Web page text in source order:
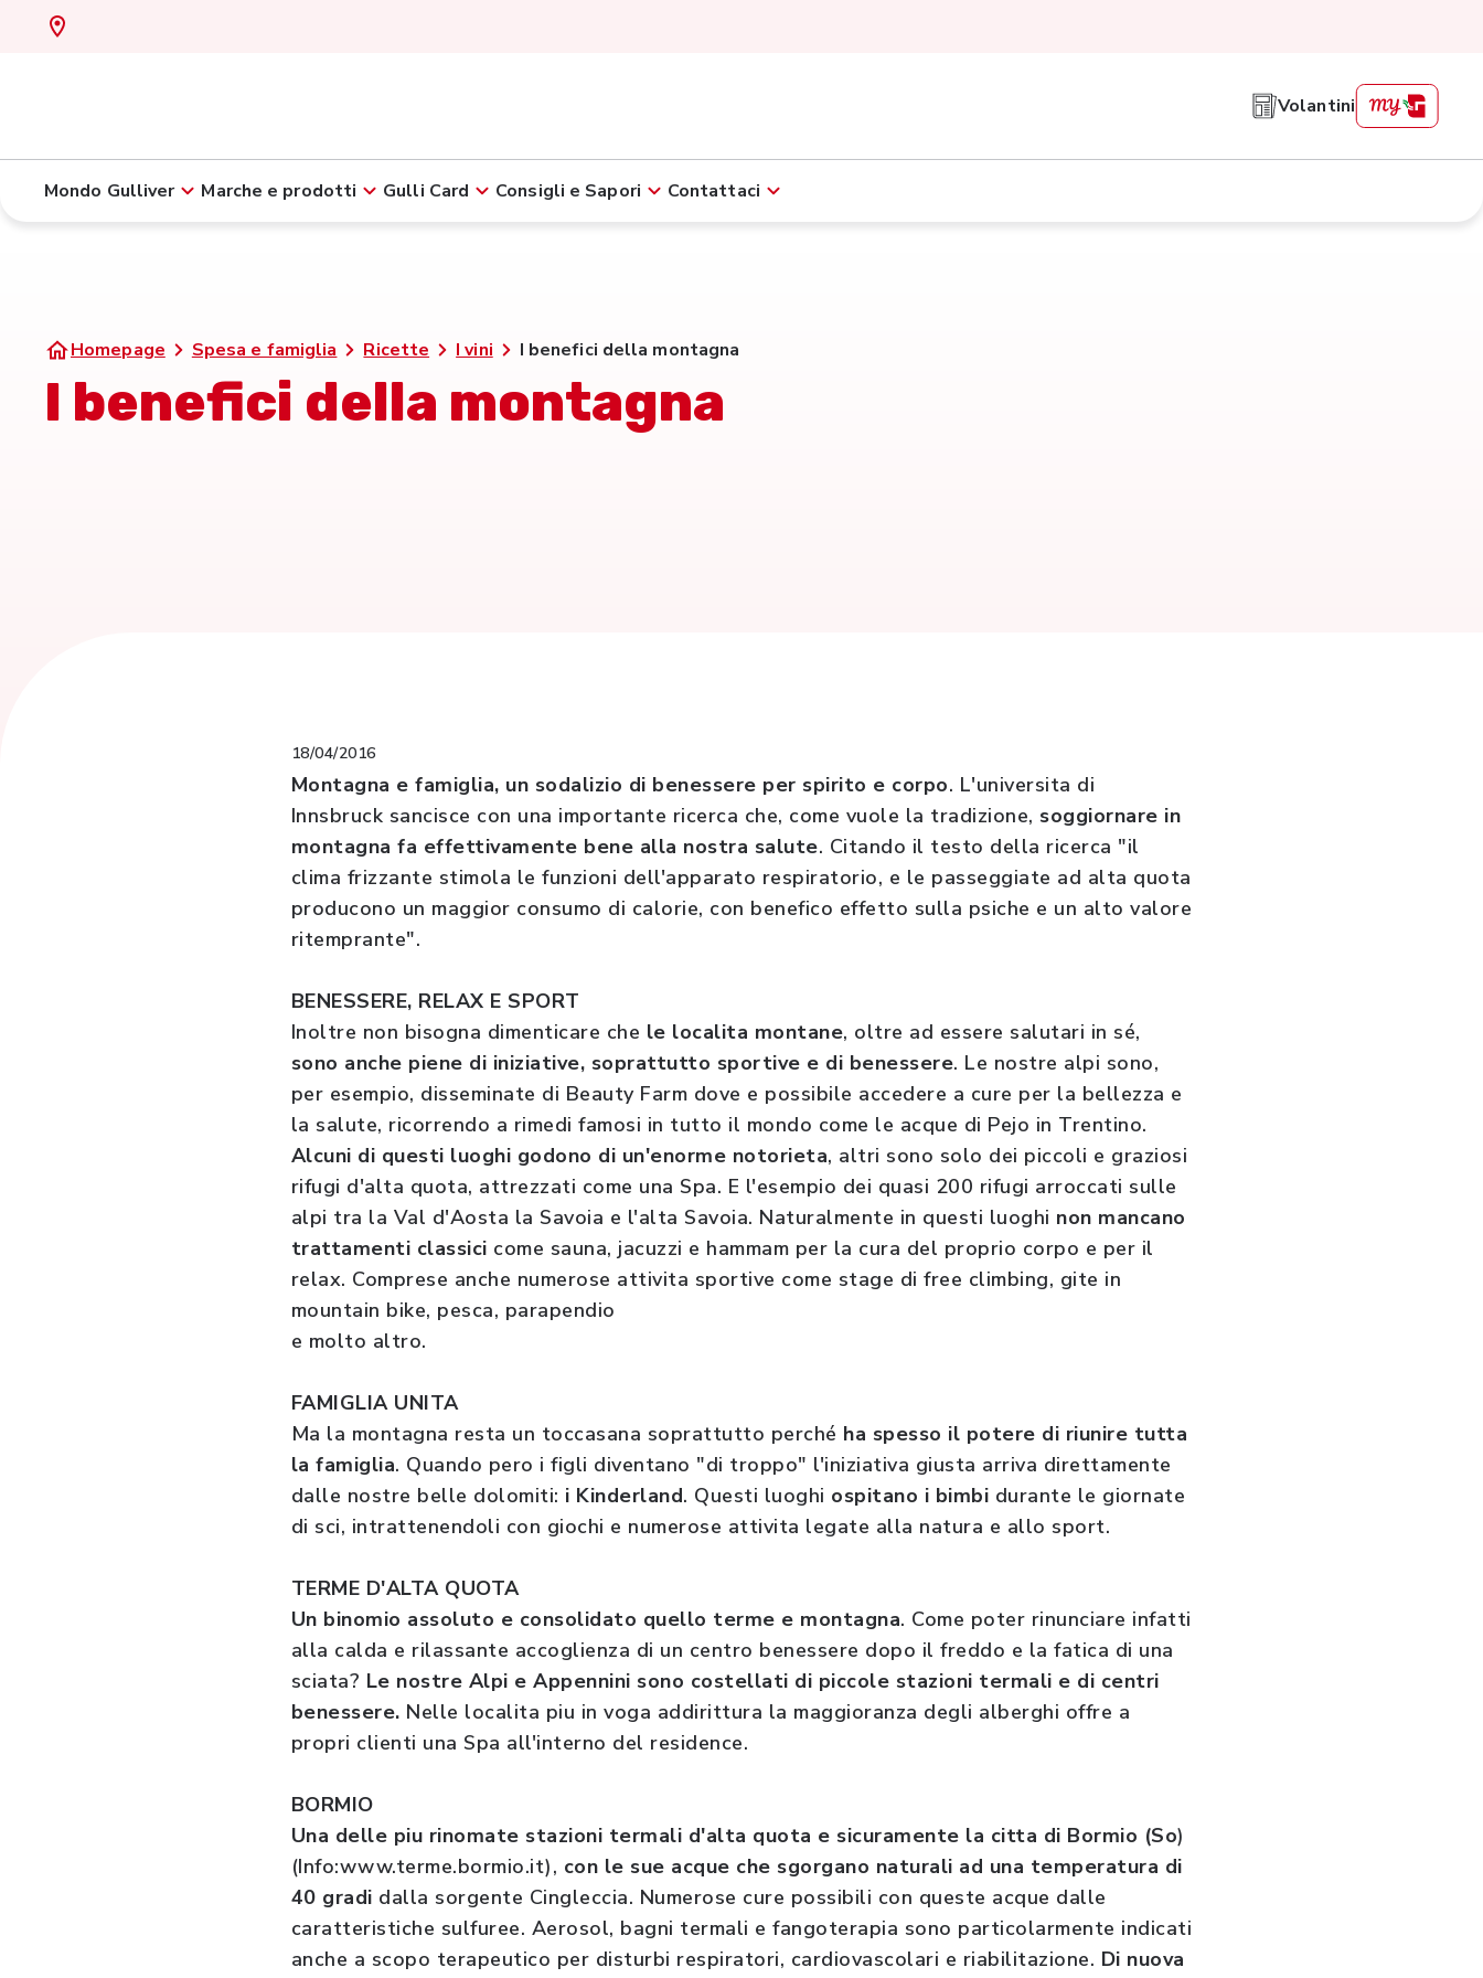
Volantini
Mondo Gulliver Marche e prodotti Gulli Card Consigli e Sapori Contattaci
Homepage Spesa e famiglia Ricette I vini I benefici della montagna
I benefici della montagna
18/04/2016
Montagna e famiglia, un sodalizio di benessere per spirito e corpo. L'universita di
Innsbruck sancisce con una importante ricerca che, come vuole la tradizione, soggiornare in
montagna fa effettivamente bene alla nostra salute. Citando il testo della ricerca "il
clima frizzante stimola le funzioni dell'apparato respiratorio, e le passeggiate ad alta quota
producono un maggior consumo di calorie, con benefico effetto sulla psiche e un alto valore
ritemprante".
BENESSERE, RELAX E SPORT
Inoltre non bisogna dimenticare che le localita montane, oltre ad essere salutari in sé,
sono anche piene di iniziative, soprattutto sportive e di benessere. Le nostre alpi sono,
per esempio, disseminate di Beauty Farm dove e possibile accedere a cure per la bellezza e
la salute, ricorrendo a rimedi famosi in tutto il mondo come le acque di Pejo in Trentino.
Alcuni di questi luoghi godono di un'enorme notorieta, altri sono solo dei piccoli e graziosi
rifugi d'alta quota, attrezzati come una Spa. E l'esempio dei quasi 200 rifugi arroccati sulle
alpi tra la Val d'Aosta la Savoia e l'alta Savoia. Naturalmente in questi luoghi non mancano
trattamenti classici come sauna, jacuzzi e hammam per la cura del proprio corpo e per il
relax. Comprese anche numerose attivita sportive come stage di free climbing, gite in
mountain bike, pesca, parapendio
e molto altro.
FAMIGLIA UNITA
Ma la montagna resta un toccasana soprattutto perché ha spesso il potere di riunire tutta
la famiglia. Quando pero i figli diventano "di troppo" l'iniziativa giusta arriva direttamente
dalle nostre belle dolomiti: i Kinderland. Questi luoghi ospitano i bimbi durante le giornate
di sci, intrattenendoli con giochi e numerose attivita legate alla natura e allo sport.
TERME D'ALTA QUOTA
Un binomio assoluto e consolidato quello terme e montagna. Come poter rinunciare infatti
alla calda e rilassante accoglienza di un centro benessere dopo il freddo e la fatica di una
sciata? Le nostre Alpi e Appennini sono costellati di piccole stazioni termali e di centri
benessere. Nelle localita piu in voga addirittura la maggioranza degli alberghi offre a
propri clienti una Spa all'interno del residence.
BORMIO
Una delle piu rinomate stazioni termali d'alta quota e sicuramente la citta di Bormio (So)
(Info:www.terme.bormio.it), con le sue acque che sgorgano naturali ad una temperatura di
40 gradi dalla sorgente Cingleccia. Numerose cure possibili con queste acque dalle
caratteristiche sulfuree. Aerosol, bagni termali e fangoterapia sono particolarmente indicati
anche a scopo terapeutico per disturbi respiratori, cardiovascolari e riabilitazione. Di nuova